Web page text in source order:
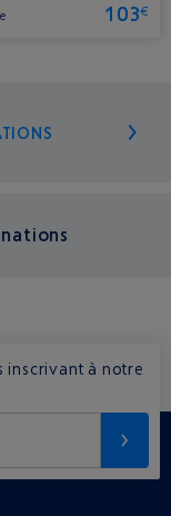
103€
inscrivant à notre